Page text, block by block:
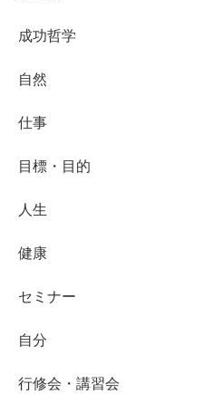
成功哲学
自然
仕事
目標・目的
人生
健康
セミナー
自分
行修会・講習会